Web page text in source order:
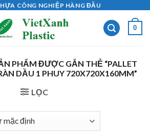
CÔNG NGHIỆP HÀNG ĐẦU
0
PHẨM ĐƯỢC GẮN THẺ “PALLET
DẦU 1 PHUY 720X720X160MM”
LỌC